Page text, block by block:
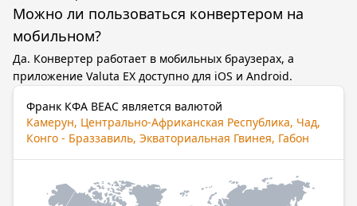
Можно ли пользоваться конвертером на
мобильном?
Да. Конвертер работает в мобильных браузерах, а
приложение Valuta EX доступно для iOS и Android.
Франк КФА BEAC является валютой
Камерун, Центрально-Африканская Республика, Чад,
Конго - Браззавиль, Экваториальная Гвинея, Габон